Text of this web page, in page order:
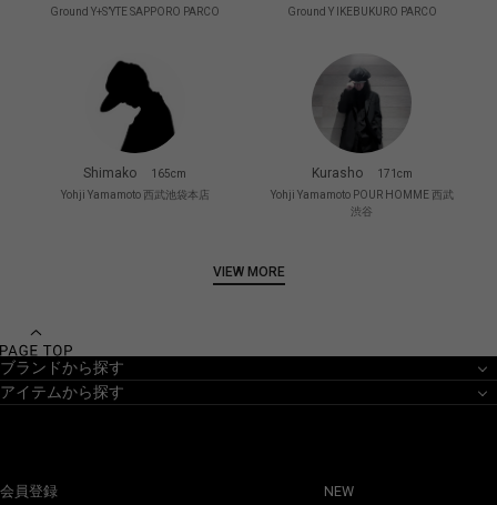
Ground Y+S’YTE SAPPORO PARCO
Ground Y IKEBUKURO PARCO
Shimako
165cm
Yohji Yamamoto 西武池袋本店
Kurasho
171cm
Yohji Yamamoto POUR HOMME 西武
渋谷
VIEW MORE
ブランドから探す
アイテムから探す
会員登録 NEW